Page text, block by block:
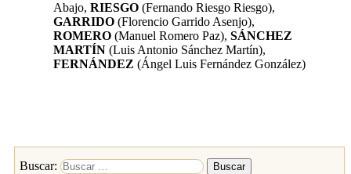
Abajo, RIESGO (Fernando Riesgo Riesgo),
GARRIDO (Florencio Garrido Asenjo),
ROMERO (Manuel Romero Paz), SÁNCHEZ
MARTÍN (Luis Antonio Sánchez Martín),
FERNÁNDEZ (Ángel Luis Fernández González)
Buscar: